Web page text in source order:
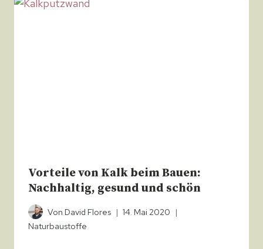
Vorteile von Kalk beim Bauen:
Nachhaltig, gesund und schön
Von David Flores
14. Mai 2020
Naturbaustoffe